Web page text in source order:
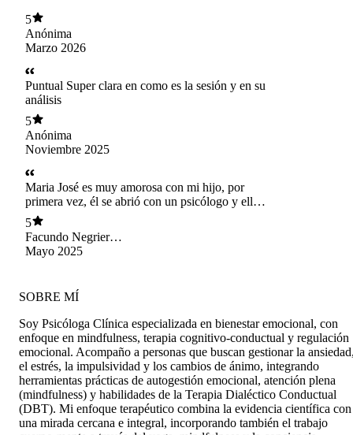
5
Anónima
Marzo 2026
Puntual Super clara en como es la sesión y en su
análisis
5
Anónima
Noviembre 2025
Maria José es muy amorosa con mi hijo, por
primera vez, él se abrió con un psicólogo y ella
lo logró con su cercanía y empatía. Estamos
muy agradecidos de ella.
5
Facundo Negrier
Lazo
Mayo 2025
SOBRE MÍ
Soy Psicóloga Clínica especializada en bienestar emocional, con
enfoque en mindfulness, terapia cognitivo-conductual y regulación
emocional. Acompaño a personas que buscan gestionar la
el estrés, la impulsividad y los cambios de ánimo, integrando
herramientas prácticas de autogestión emocional, atención plena
(mindfulness) y habilidades de la Terapia Dialéctico Conductual
(DBT). Mi enfoque terapéutico combina la evidencia científica con
una mirada cercana e integral, incorporando también el trabajo